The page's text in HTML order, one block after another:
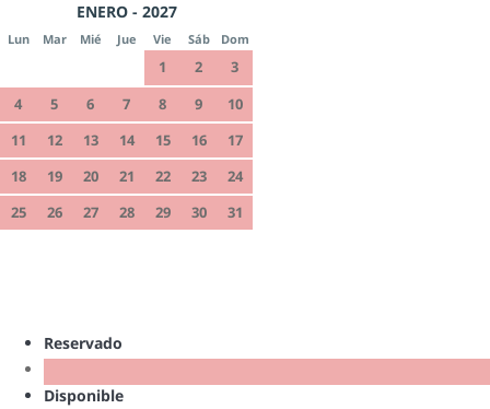
ENERO - 2027
Lun Mar Mié Jue Vie Sáb Dom
1 2
3
4
5 6 7 8 9
10
11
12 13 14 15 16
17
18
19 20 21 22 23
24
25
26 27 28 29 30 31
Reservado
Disponible